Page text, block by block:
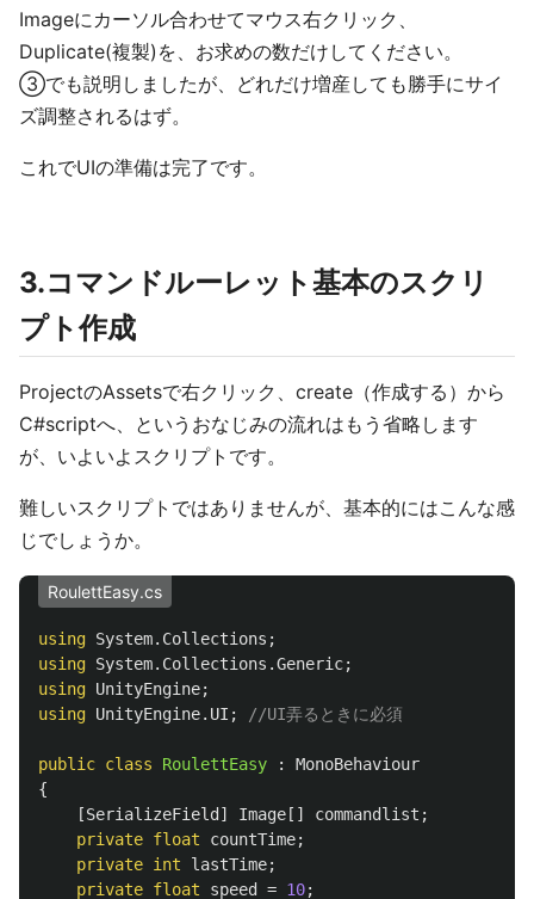
Imageにカーソル合わせてマウス右クリック、
Duplicate(複製)を、お求めの数だけしてください。
③でも説明しましたが、どれだけ増産しても勝手にサイ
ズ調整されるはず。
これでUIの準備は完了です。
3.コマンドルーレット基本のスクリ
プト作成
ProjectのAssetsで右クリック、create（作成する）から
C#scriptへ、というおなじみの流れはもう省略します
が、いよいよスクリプトです。
難しいスクリプトではありませんが、基本的にはこんな感
じでしょうか。
RoulettEasy.cs
using System.Collections ;
using System.Collections.Generic;
using UnityEngine;
using UnityEngine.UI ; //UI弄るときに必須
public class RoulettEasy :
MonoBehaviour
{
[SerializeField ] Image [] commandlist ;
private float countTime;
private int lastTime;
private float speed = 10;